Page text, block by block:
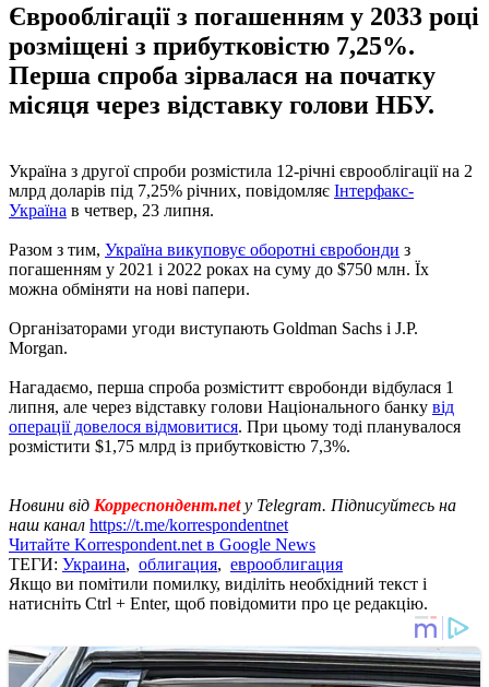
Єврооблігації з погашенням у 2033 році
розміщені з прибутковістю 7,25%.
Перша спроба зірвалася на початку
місяця через відставку голови НБУ.
Україна з другої спроби розмістила 12-річні єврооблігації на 2
млрд доларів під 7,25% річних, повідомляє Інтерфакс-
Україна в четвер, 23 липня.
Разом з тим, Україна викуповує оборотні євробонди з
погашенням у 2021 і 2022 роках на суму до $750 млн. Їх
можна обміняти на нові папери.
Організаторами угоди виступають Goldman Sachs і J.P.
Morgan.
Нагадаємо, перша спроба розміститт євробонди відбулася 1
липня, але через відставку голови Національного банку від
операції довелося відмовитися. При цьому тоді планувалося
розмістити $1,75 млрд із прибутковістю 7,3%.
Новини від Корреспондент.net у Telegram. Підписуйтесь на
наш канал https://t.me/korrespondentnet
Читайте Korrespondent.net в Google News
ТЕГИ: Украина, облигация, еврооблигация
Якщо ви помітили помилку, виділіть необхідний текст і
натисніть Ctrl + Enter, щоб повідомити про це редакцію.